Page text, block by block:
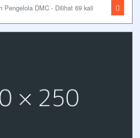
Pengelola DMC - Dilihat 69 kali